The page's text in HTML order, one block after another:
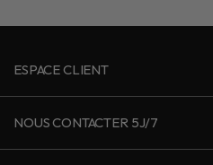
ESPACE CLIENT
NOUS CONTACTER 5J/7